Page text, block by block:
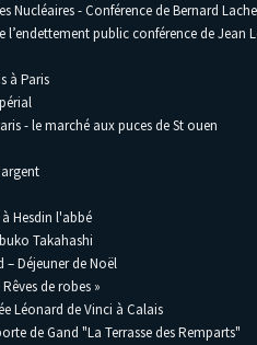
Nucléaires - Conférence de Bernard
l’endettement public conférence de Jean
à Paris
- le marché aux puces de St ouen
Hesdin l'abbé
Takahashi
– Déjeuner de Noël
de robes »
Léonard de Vinci à Calais
de Gand "La Terrasse des Remparts"